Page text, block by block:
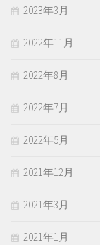
2023年3月
2022年11月
2022年8月
2022年7月
2022年5月
2021年12月
2021年3月
2021年1月